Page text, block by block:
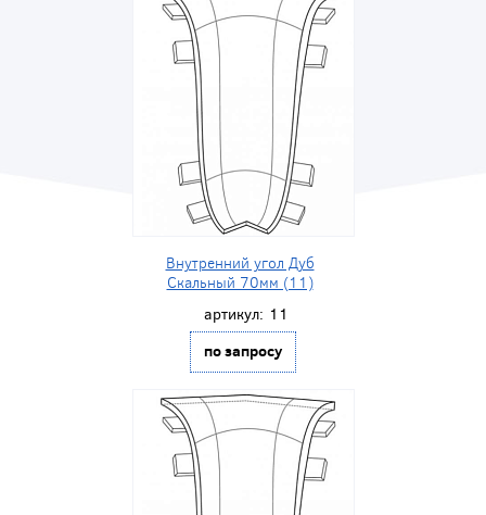
Внутренний угол Дуб
Скальный 70мм (11)
артикул: 11
по запросу